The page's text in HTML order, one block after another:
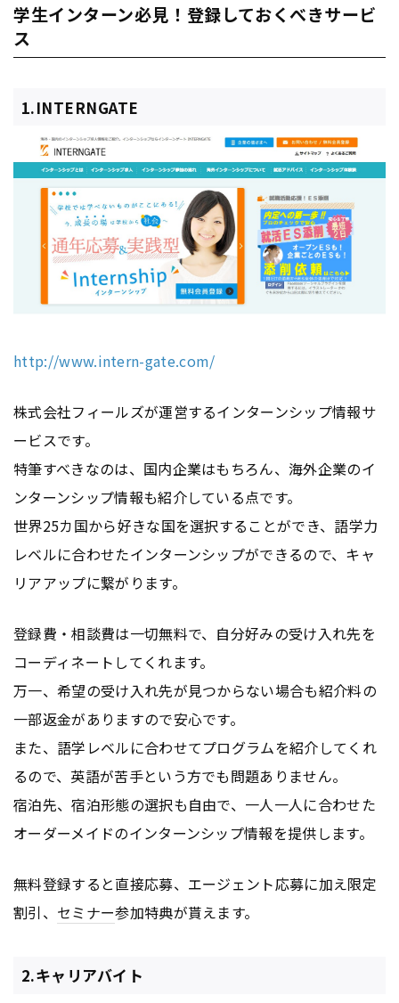
学生インターン必見！登録しておくべきサービ
ス
1.INTERNGATE
http://www.intern-gate.com/
株式会社フィールズが運営するインターンシップ情報サ
ービスです。
特筆すべきなのは、国内企業はもちろん、海外企業のイ
ンターンシップ情報も紹介している点です。
世界25カ国から好きな国を選択することができ、語学力
レベルに合わせたインターンシップができるので、キャ
リアアップに繋がります。
登録費・相談費は一切無料で、自分好みの受け入れ先を
コーディネートしてくれます。
万一、希望の受け入れ先が見つからない場合も紹介料の
一部返金がありますので安心です。
また、語学レベルに合わせてプログラムを紹介してくれ
るので、英語が苦手という方でも問題ありません。
宿泊先、宿泊形態の選択も自由で、一人一人に合わせた
オーダーメイドのインターンシップ情報を提供します。
無料登録すると直接応募、エージェント応募に加え限定
割引、 セミナー参加特典が貰えます。
2.キャリアバイト